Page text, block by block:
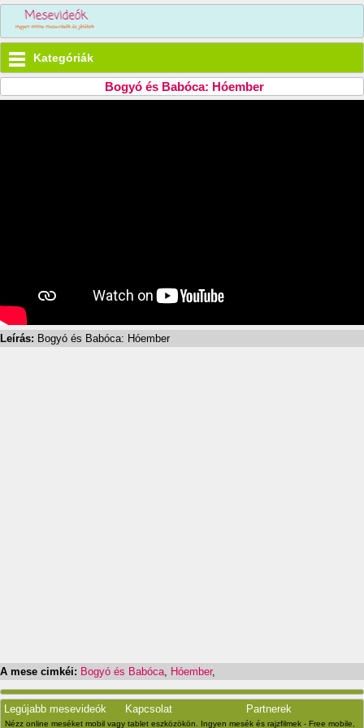
Kategóriák
Bogyó és Babóca: Hóember
Leírás: Bogyó és Babóca: Hóember
A mese cimkéi: Bogyó és Babóca Hóember,
Legújabb mesevideók Kapcsolat Partnerek
Nézz online meséket mobil vagy tablet eszközökön. Ingyen mesék és rajzfilmek - Free mobile,